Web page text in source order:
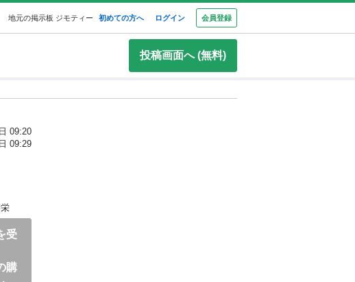
地元の掲示板 ジモティー 初めての方へ ログイン 会員登録
投稿画面へ (無料)
09:20
09:29
受
購